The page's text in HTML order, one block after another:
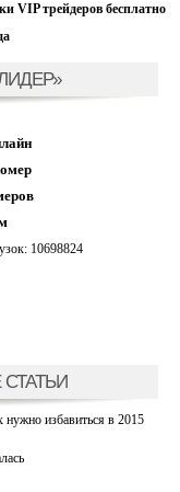
VIP трейдеров бесплатно
10698824
избавиться в 2015